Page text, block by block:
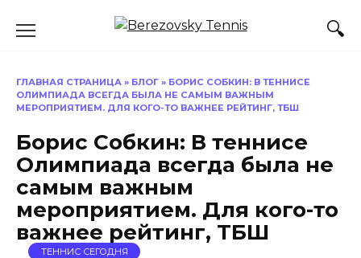
ГЛАВНАЯ СТРАНИЦА » БЛОГ » БОРИС СОБКИН: В ТЕННИСЕ
ОЛИМПИАДА ВСЕГДА БЫЛА НЕ САМЫМ ВАЖНЫМ
МЕРОПРИЯТИЕМ. ДЛЯ КОГО-ТО ВАЖНЕЕ РЕЙТИНГ, ТБШ
Борис Собкин: В теннисе
Олимпиада всегда была не
самым важным
мероприятием. Для кого-то
важнее рейтинг, ТБШ
ТЕННИС СЕГОДНЯ